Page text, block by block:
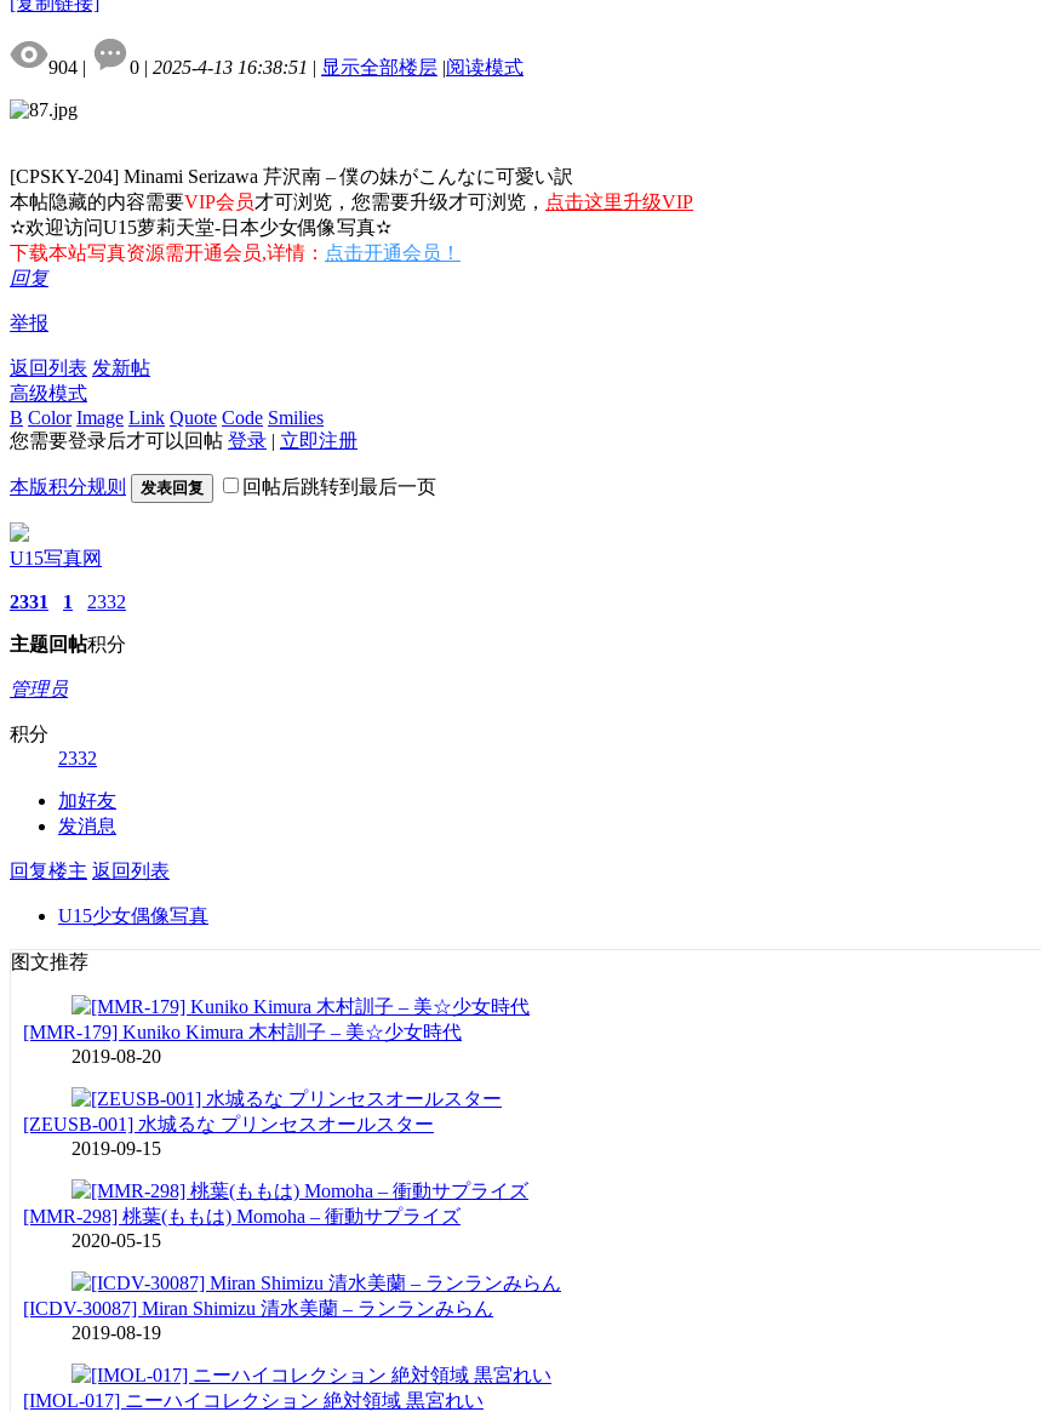
904 | 0 | 2025-4-13 16:38:51 | 显示全部楼层 |阅读模式
[CPSKY-204] Minami Serizawa 芹沢南 – 僕の妹がこんなに可愛い訳
本帖隐藏的内容需要VIP会员才可浏览，您需要升级才可浏览， 点击这里升级VIP
✫欢迎访问U15萝莉天堂-日本少女偶像写真✫
下载本站写真资源需开通会员,详情： 点击开通会员！
回复
举报
返回列表 发新帖
高级模式
B Color Image Link Quote Code Smilies
您需要登录后才可以回帖 登录 | 立即注册
本版积分规则 发表回复 回帖后跳转到最后一页
U15写真网
2331
主题
1
回帖
2332
积分
管理员
积分
2332
加好友
发消息
回复楼主 返回列表
U15少女偶像写真
图文推荐
[MMR-179] Kuniko Kimura 木村訓子 – 美☆少女時代
2019-08-20
[ZEUSB-001] 水城るな プリンセスオールスター
2019-09-15
[MMR-298] 桃葉(ももは) Momoha – 衝動サプライズ
2020-05-15
[ICDV-30087] Miran Shimizu 清水美蘭 – ランランみらん
2019-08-19
[IMOL-017] ニーハイコレクション 絶対領域 黒宮れい